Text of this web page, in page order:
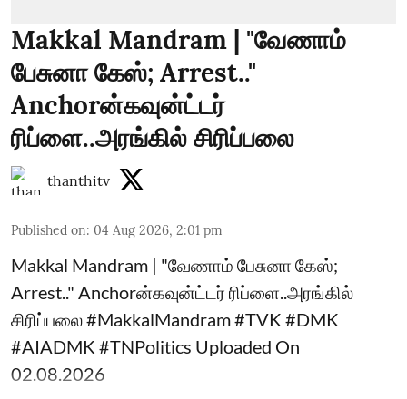
Makkal Mandram | "வேணாம்
பேசுனா கேஸ்; Arrest.."
Anchorன்கவுன்ட்டர்
ரிப்ளை..அரங்கில் சிரிப்பலை
thanthitv
Published on: 04 Aug 2026, 2:01 pm
Makkal Mandram | "வேணாம் பேசுனா கேஸ்;
Arrest.." Anchorன்கவுன்ட்டர் ரிப்ளை..அரங்கில்
சிரிப்பலை #MakkalMandram #TVK #DMK
#AIADMK #TNPolitics Uploaded On
02.08.2026